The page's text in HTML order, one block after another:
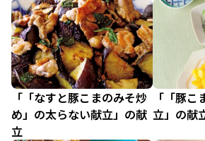
「「なすと豚こまのみそ炒
め」の太らない献立」の献
立
「「豚
立」の献